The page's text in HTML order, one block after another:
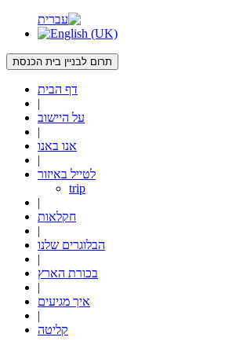
תרום לבניין בית הכנסת
דף הבית
|
על היישוב
|
אנו באנו
|
לטייל באיזור
trip
|
חקלאות
|
הבלוגרים שלנו
|
בכורת הארץ
|
איך מגיעים
|
קליטה